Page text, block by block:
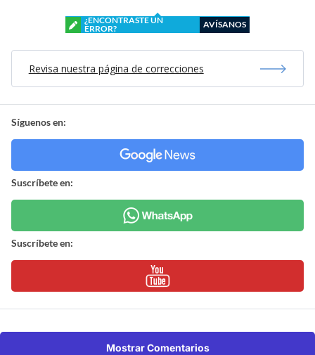
¿ENCONTRASTE UN
ERROR?
AVÍSANOS
Revisa nuestra página de correcciones
Síguenos en:
Suscríbete en:
Suscríbete en:
Mostrar Comentarios